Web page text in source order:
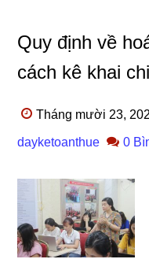
Quy định về
cách kê khai
Tháng mười 23,
dayketoanthue 0